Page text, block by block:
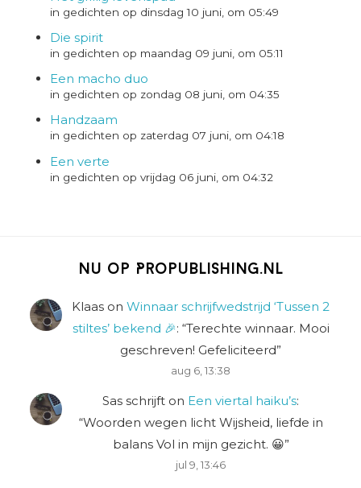
in gedichten op dinsdag 10 juni, om 05:49
Die spirit
in gedichten op maandag 09 juni, om 05:11
Een macho duo
in gedichten op zondag 08 juni, om 04:35
Handzaam
in gedichten op zaterdag 07 juni, om 04:18
Een verte
in gedichten op vrijdag 06 juni, om 04:32
Nu op Propublishing.nl
Klaas on Winnaar schrijfwedstrijd ‘Tussen 2
stiltes’ bekend 🎉: “Terechte winnaar. Mooi
geschreven! Gefeliciteerd”
aug 6, 13:38
Sas schrijft on Een viertal haiku’s:
“Woorden wegen licht Wijsheid, liefde in
balans Vol in mijn gezicht. 😀”
jul 9, 13:46